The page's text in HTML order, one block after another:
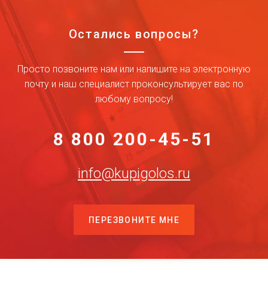
Остались вопросы?
Просто позвоните нам или напишите на электронную
почту и наш специалист проконсультирует вас по
любому вопросу!
8 800 200-45-51
info@kupigolos.ru
ПЕРЕЗВОНИТЕ МНЕ